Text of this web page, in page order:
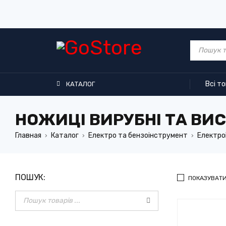
КАТАЛОГ Всі
НОЖИЦІ ВИРУБНІ ТА
Главная › Каталог › Електро та бензоінструмент ›
ПОШУК: